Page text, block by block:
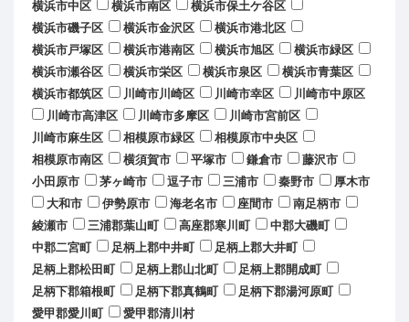
横浜市中区
横浜市南区
横浜市保土ケ谷区
横浜市磯子区
横浜市金沢区
横浜市港北区
横浜市戸塚区
横浜市港南区 横浜市旭区
横浜市緑区
横浜市瀬谷区
横浜市栄区 横浜市泉区
横浜市青葉区
横浜市都筑区
川崎市川崎区 川崎市幸区
川崎市中原区
川崎市高津区
川崎市多摩区
川崎市宮前区
川崎市麻生区
相模原市緑区
相模原市中央区
相模原市南区
横須賀市 平塚市 鎌倉市
藤沢市
小田原市
茅ヶ崎市 逗子市 三浦市 秦野市
厚木市
大和市
伊勢原市 海老名市 座間市
南足柄市
綾瀬市
三浦郡葉山町 高座郡寒川町
中郡大磯町
中郡二宮町
足柄上郡中井町
足柄上郡大井町
足柄上郡松田町
足柄上郡山北町
足柄上郡開成町
足柄下郡箱根町
足柄下郡真鶴町
足柄下郡湯河原町
愛甲郡愛川町
愛甲郡清川村